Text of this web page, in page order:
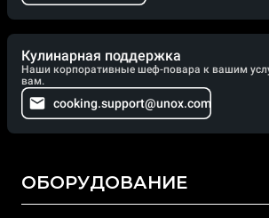
Кулинарная поддержка
Наши корпоративные шеф-повара к вашим
вам.
cooking.support@unox.com
ОБОРУДОВАНИЕ